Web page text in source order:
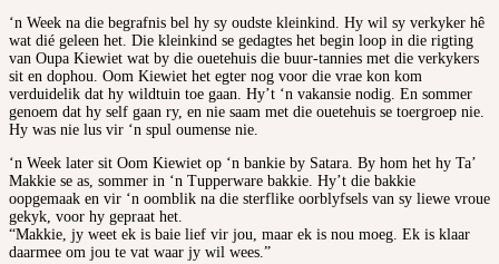
‘n Week na die begrafnis bel hy sy oudste kleinkind. Hy wil sy verkyker hê
wat dié geleen het. Die kleinkind se gedagtes het begin loop in die rigting
van Oupa Kiewiet wat by die ouetehuis die buur-tannies met die verkykers
sit en dophou. Oom Kiewiet het egter nog voor die vrae kon kom
verduidelik dat hy wildtuin toe gaan. Hy’t ‘n vakansie nodig. En sommer
genoem dat hy self gaan ry, en nie saam met die ouetehuis se toergroep nie.
Hy was nie lus vir ‘n spul oumense nie.
‘n Week later sit Oom Kiewiet op ‘n bankie by Satara. By hom het hy Ta’
Makkie se as, sommer in ‘n Tupperware bakkie. Hy’t die bakkie
oopgemaak en vir ‘n oomblik na die sterflike oorblyfsels van sy liewe vroue
gekyk, voor hy gepraat het.
“Makkie, jy weet ek is baie lief vir jou, maar ek is nou moeg. Ek is klaar
daarmee om jou te vat waar jy wil wees.”